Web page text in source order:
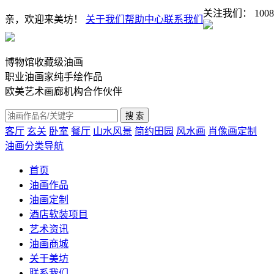
亲，欢迎来美坊！ 关于我们 帮助中心联系我们
关注我们：
博物馆收藏级油画
职业油画家纯手绘作品
欧美艺术画廊机构合作伙伴
客厅 玄关 卧室 餐厅 山水风景 简约田园 风水画 肖像画定制
油画分类导航
首页
油画作品
油画定制
酒店软装项目
艺术资讯
油画商城
关于美坊